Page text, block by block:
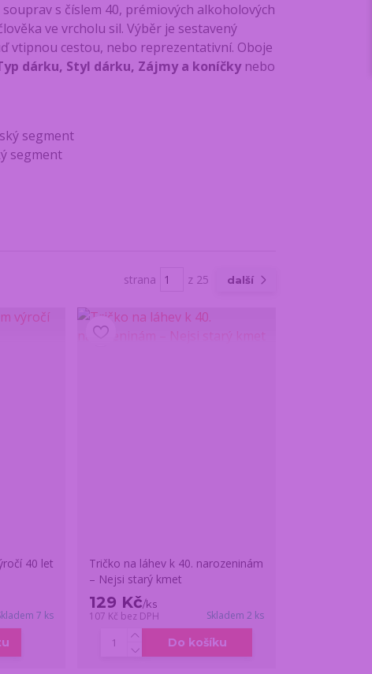
s číslem 40, prémiových alkoholových
ve vrcholu sil. Výběr je sestavený
vtipnou cestou, nebo reprezentativní. Oboje
dárku, Styl dárku, Zájmy a koníčky nebo
segment
segment
strana z 25 další
40 let
7 ks
Tričko na láhev k 40. narozeninám
– Nejsi starý kmet
129 Kč/ks
107 Kč bez DPH Skladem 2 ks
Do košíku